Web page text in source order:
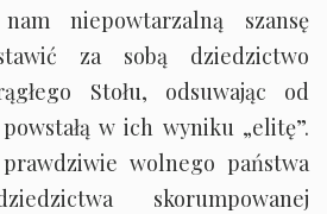
niepowtarzalną szansę
za sobą dziedzictwo
Stołu, odsuwając od
w ich wyniku „elitę”.
wolnego państwa
skorumpowanej